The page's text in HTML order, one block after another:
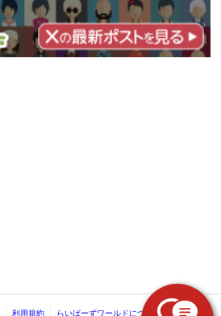
利用規約 らいばーずワールドについて